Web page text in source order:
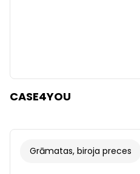
CASE4YOU
Grāmatas, biroja preces